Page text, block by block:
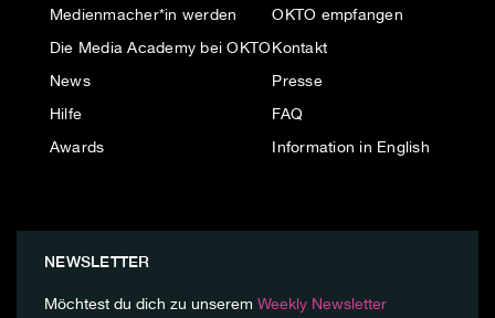
Medienmacher*in werden
Die Media Academy bei OKTO
News
Hilfe
Awards
OKTO empfangen
Kontakt
Presse
FAQ
Information in English
NEWSLETTER
Möchtest du dich zu unserem Weekly Newsletter